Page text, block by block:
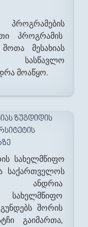
პროგრამის
მესახიას
სასწავლო
მოაწყო.
ᲖᲣᲒᲓᲘᲓᲘᲡ
სახელმწიფო
საქართველოს
ანდრია
შორის
გაიმართა,